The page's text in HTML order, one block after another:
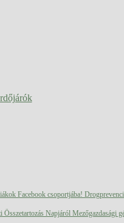
Facebook csoportjába!
Összetartozás Napjáról Mezőgazdasági